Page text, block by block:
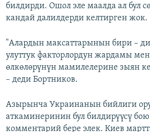
билдирди. Ошол эле маалда ал бул
кандай далилдерди келтирген жок.
"Алардын максаттарынын бири –
улуттук факторлордун жардамы
өлкөлөрүнүн мамилелерине зыян
– деди Бортников.
Азырынча Украинанын бийлиги
аткаминеринин бул билдирүүсү
комментарий бере элек. Киев